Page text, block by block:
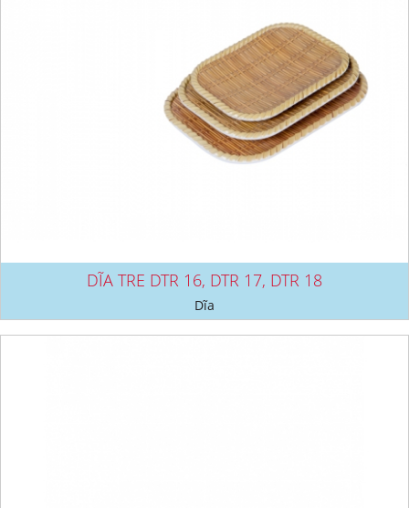
DĨA TRE DTR 16, DTR 17, DTR 18
Dĩa